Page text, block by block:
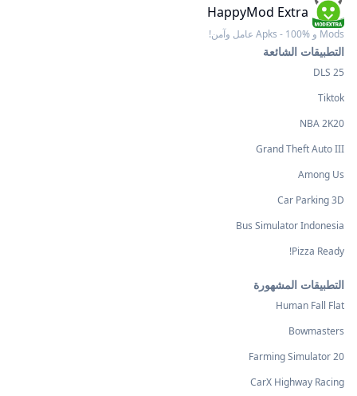
HappyMod Extra
Mods و Apks - 100% عامل وآمن!
التطبيقات الشائعة
DLS 25
Tiktok
NBA 2K20
Grand Theft Auto III
Among Us
Car Parking 3D
Bus Simulator Indonesia
Pizza Ready!
التطبيقات المشهورة
Human Fall Flat
Bowmasters
Farming Simulator 20
CarX Highway Racing